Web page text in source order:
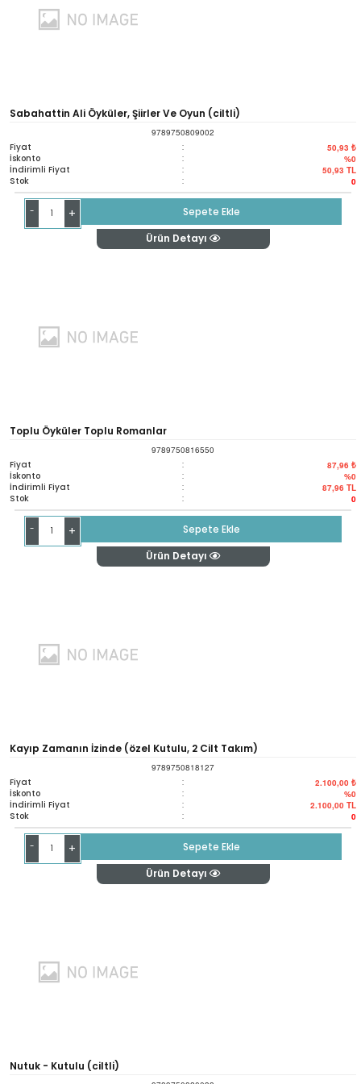
Sabahattin Ali Öyküler, Şiirler Ve Oyun (ciltli)
9789750809002
Fiyat : 50,93 ₺
İskonto : %0
İndirimli Fiyat : 50,93 TL
Stok : 0
- +
Sepete Ekle
Ürün Detayı
Toplu Öyküler Toplu Romanlar
9789750816550
Fiyat : 87,96 ₺
İskonto : %0
İndirimli Fiyat : 87,96 TL
Stok : 0
- +
Sepete Ekle
Ürün Detayı
Kayıp Zamanın İzinde (özel Kutulu, 2 Cilt Takım)
9789750818127
Fiyat : 2.100,00 ₺
İskonto : %0
İndirimli Fiyat : 2.100,00 TL
Stok : 0
- +
Sepete Ekle
Ürün Detayı
Nutuk - Kutulu (ciltli)